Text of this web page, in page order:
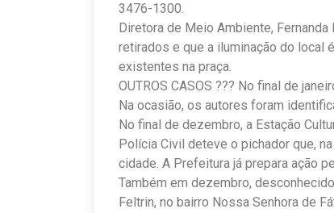
3476-1300.
Diretora de Meio Ambiente,
retirados e que a iluminação do
existentes na praça.
OUTROS CASOS ??? No final de
Na ocasião, os autores foram
No final de dezembro, a Estação
Polícia Civil deteve o pichador que,
cidade. A Prefeitura já prepara ação
Também em dezembro,
Feltrin, no bairro Nossa Senhora de